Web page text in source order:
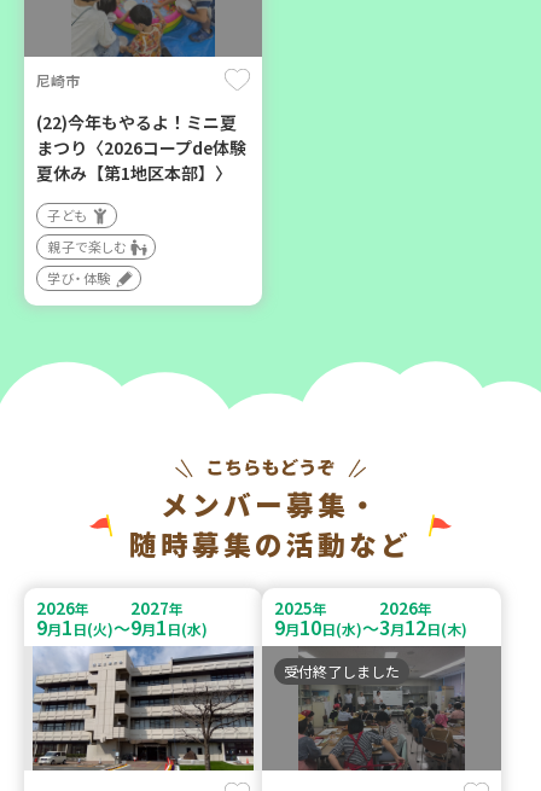
子ども
親子で楽しむ
学び・体験
カフェ・つどい場
尼崎市
(22)今年もやるよ！ミニ夏
まつり〈2026コープde体験
夏休み【第1地区本部】〉
子ども
親子で楽しむ
学び・体験
メンバー募集・
随時募集の活動など
2026年
9月1日(火)～
2027年
9月1日(水)
2025年
9月10日(水)～
2026年
3月12日(木)
受付終了しました